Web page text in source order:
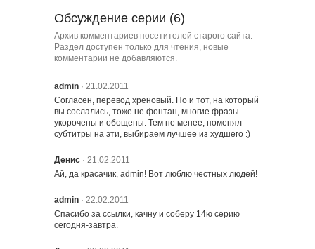
Обсуждение серии (6)
Архив комментариев посетителей старого сайта.
Раздел доступен только для чтения, новые
комментарии не добавляются.
admin · 21.02.2011
Согласен, перевод хреновый. Но и тот, на который
вы сослались, тоже не фонтан, многие фразы
укорочены и обощены. Тем не менее, поменял
субтитры на эти, выбираем лучшее из худшего :)
Денис · 21.02.2011
Ай, да красачик, admin! Вот люблю честных людей!
admin · 22.02.2011
Спасибо за ссылки, качну и соберу 14ю серию
сегодня-завтра.